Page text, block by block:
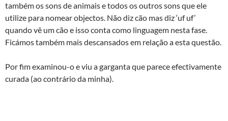
também os sons de animais e todos os outros sons que ele
utilize para nomear objectos. Não diz cão mas diz ‘uf uf’
quando vê um cão e isso conta como linguagem nesta fase.
Ficámos também mais descansados em relação a esta questão.
Por fim examinou-o e viu a garganta que parece efectivamente
curada (ao contrário da minha).